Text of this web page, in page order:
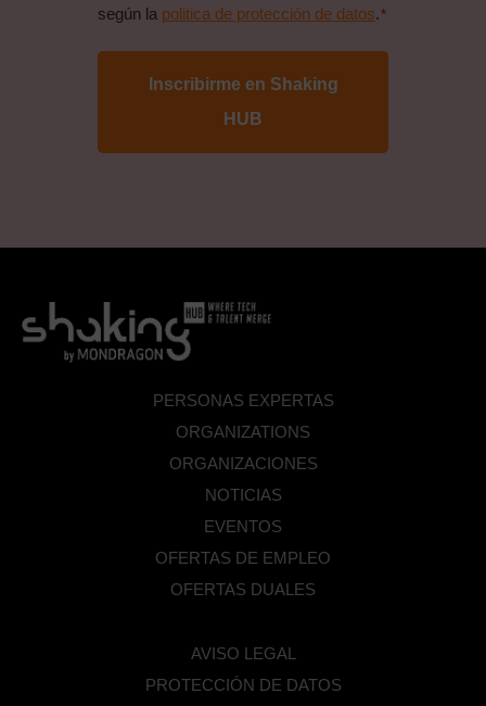
politica
*
según la politica de protección de datos. *
PERSONAS EXPERTAS
ORGANIZATIONS
ORGANIZACIONES
NOTICIAS
EVENTOS
OFERTAS DE EMPLEO
OFERTAS DUALES
AVISO LEGAL
PROTECCIÓN DE DATOS